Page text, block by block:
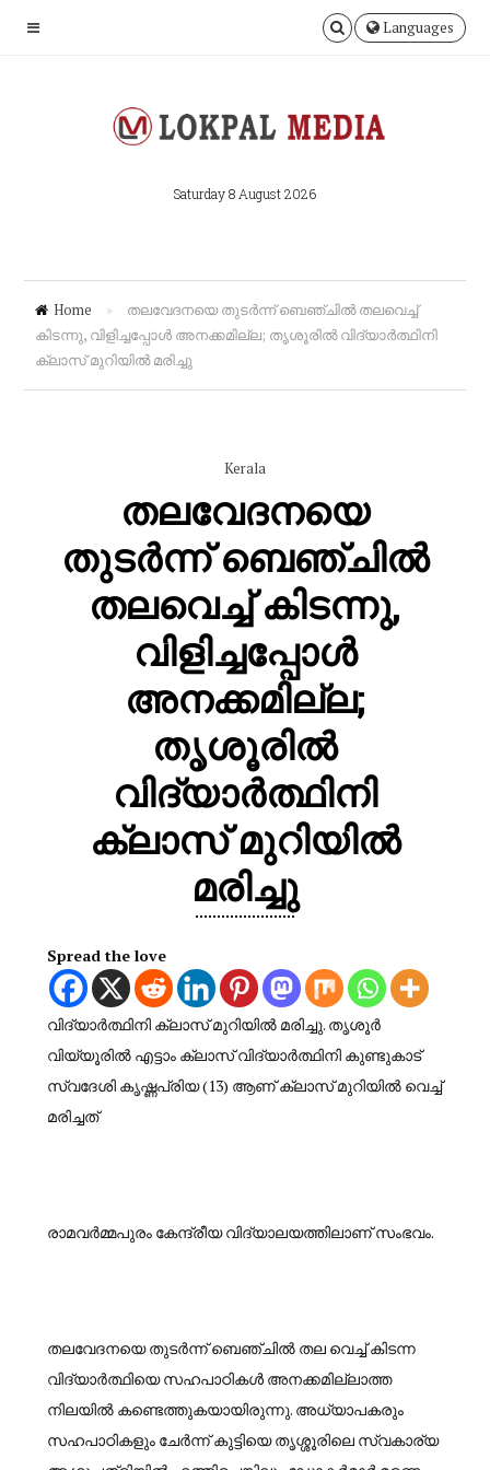
Languages
Saturday 8 August 2026
Home »
തലവേദനയെ തുടര്‍ന്ന് ബെഞ്ചില്‍ തലവെച്ച്‌
കിടന്നു, വിളിച്ചപ്പോള്‍ അനക്കമില്ല; തൃശൂരില്‍ വിദ്യാര്‍ത്ഥിനി
ക്ലാസ് മുറിയില്‍ മരിച്ചു
Kerala
തലവേദനയെ
തുടര്‍ന്ന് ബെഞ്ചില്‍
തലവെച്ച്‌ കിടന്നു,
വിളിച്ചപ്പോള്‍
അനക്കമില്ല;
തൃശൂരില്‍
വിദ്യാര്‍ത്ഥിനി
ക്ലാസ് മുറിയില്‍
മരിച്ചു
Spread the love
വിദ്യാര്‍ത്ഥിനി ക്ലാസ് മുറിയില്‍ മരിച്ചു. തൃശൂര്‍
വിയ്യൂരില്‍ എട്ടാം ക്ലാസ് വിദ്യാര്‍ത്ഥിനി കുണ്ടുകാട്
സ്വദേശി കൃഷ്ണപ്രിയ (13) ആണ് ക്ലാസ് മുറിയില്‍ വെച്ച്‌
മരിച്ചത്
രാമവര്‍മ്മപുരം കേന്ദ്രീയ വിദ്യാലയത്തിലാണ് സംഭവം.
തലവേദനയെ തുടര്‍ന്ന് ബെഞ്ചില്‍ തല വെച്ച്‌ കിടന്ന
വിദ്യാര്‍ത്ഥിയെ സഹപാഠികള്‍ അനക്കമില്ലാത്ത
നിലയില്‍ കണ്ടെത്തുകയായിരുന്നു. അധ്യാപകരും
സഹപാഠികളും ചേര്‍ന്ന് കുട്ടിയെ തൃശ്ശൂരിലെ സ്വകാര്യ